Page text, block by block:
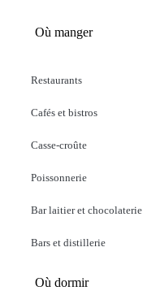
Où manger
Restaurants
Cafés et bistros
Casse-croûte
Poissonnerie
Bar laitier et chocolaterie
Bars et distillerie
Où dormir